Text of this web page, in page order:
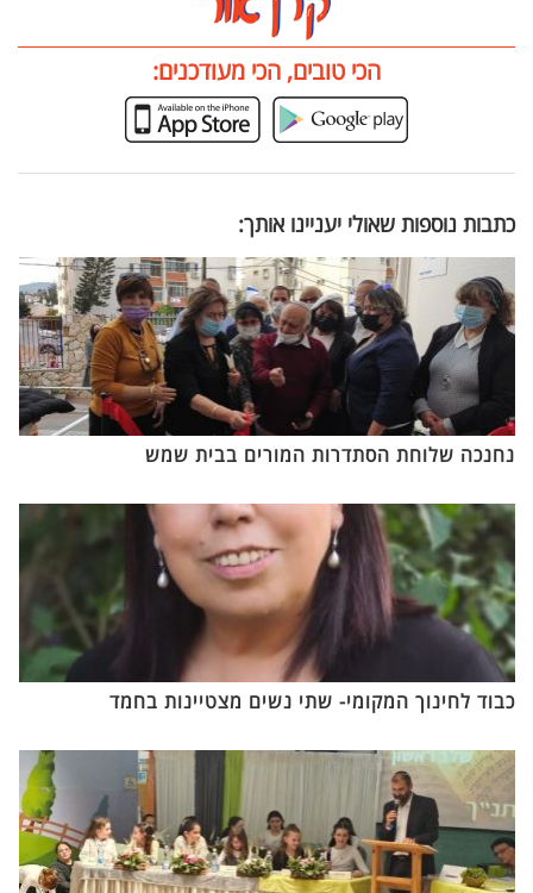
הכי טובים, הכי מעודכנים:
כתבות נוספות שאולי יעניינו אותך:
נחנכה שלוחת הסתדרות המורים בבית שמש
כבוד לחינוך המקומי- שתי נשים מצטיינות בחמד